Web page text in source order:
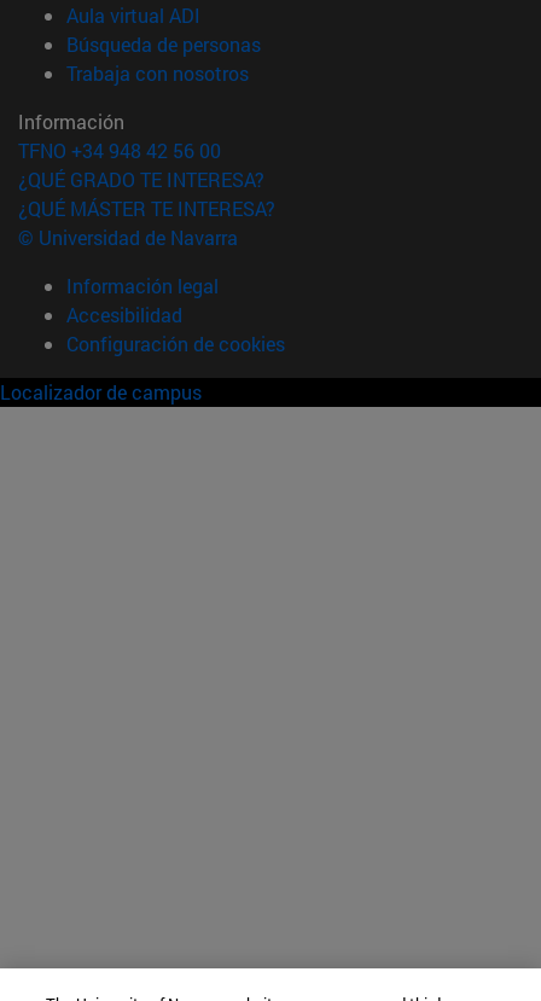
Aula virtual ADI
Búsqueda de personas(abre en nueva ventana)
Trabaja con nosotros(abre en nueva ventana)
Información
TFNO +34 948 42 56 00
¿QUÉ GRADO TE INTERESA?
¿QUÉ MÁSTER TE INTERESA?
© Universidad de Navarra
Información legal
Accesibilidad
Configuración de cookies
Localizador de campus